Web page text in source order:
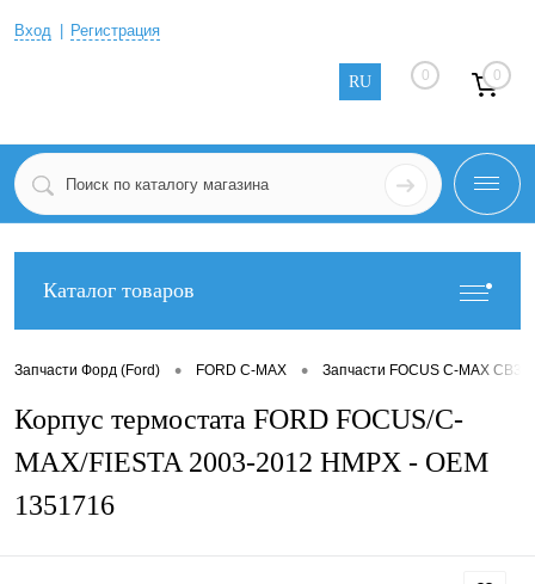
Вход Регистрация
RU 0 0
Каталог товаров
Запчасти Форд (Ford) • FORD C-MAX • Запчасти FOCUS C-MAX CB3
Корпус термостата FORD FOCUS/C-
MAX/FIESTA 2003-2012 HMPX - OEM
1351716